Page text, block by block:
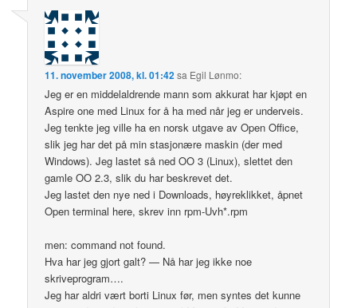
11. november 2008, kl. 01:42sa Egil Lønmo:
Jeg er en middelaldrende mann som akkurat har kjøpt en
Aspire one med Linux for å ha med når jeg er underveis.
Jeg tenkte jeg ville ha en norsk utgave av Open Office,
slik jeg har det på min stasjonære maskin (der med
Windows). Jeg lastet så ned OO 3 (Linux), slettet den
gamle OO 2.3, slik du har beskrevet det.
Jeg lastet den nye ned i Downloads, høyreklikket, åpnet
Open terminal here, skrev inn rpm-Uvh*.rpm
men: command not found.
Hva har jeg gjort galt? — Nå har jeg ikke noe
skriveprogram….
Jeg har aldri vært borti Linux før, men syntes det kunne